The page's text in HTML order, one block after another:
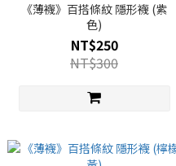
《薄襪》百搭條紋 隱形襪 (紫
色)
NT$250
NT$300